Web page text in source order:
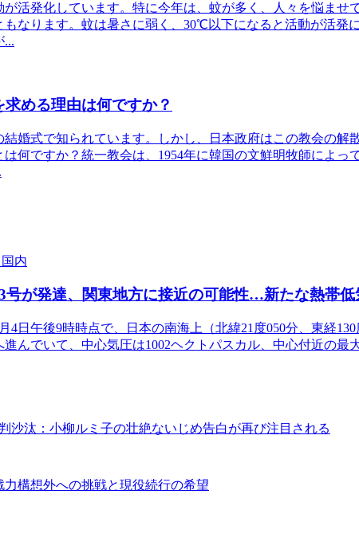
活発化しています。特に今年は、蚊が多く、人々を悩ませ
なります。蚊は暑さに弱く、30℃以下になると活動が活発
...
める理由は何ですか？
婚式で知られています。しかし、日本政府はこの教会の解
何ですか？統一教会は、1954年に韓国の文鮮明牧師によっ
国内
号が発達、関東地方に接近の可能性…新たな熱帯低
4日午後9時時点で、日本の南海上（北緯21度050分、東経
んでいて、中心気圧は1002ヘクトパスカル、中心付近の最
沙汰：小柳ルミ子の壮絶ないじめ告白が再び注目される
構想外への挑戦と現役続行の希望